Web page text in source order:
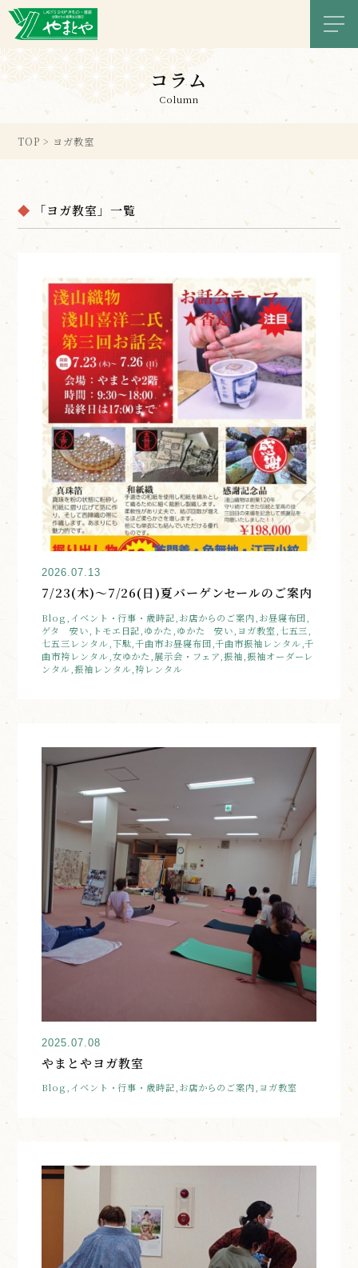
メ
コラム
Column
TOP > ヨガ教室
「ヨガ教室」一覧
2026.07.13
7/23(木)～7/26(日)夏バーゲンセールのご案内
Blog,イベント・行事・歳時記,お店からのご案内,お昼寝布団,
ゲタ 安い,トモエ日記,ゆかた,ゆかた 安い,ヨガ教室,七五三,
七五三レンタル,下駄,千曲市お昼寝布団,千曲市振袖レンタル,千
曲市袴レンタル,女ゆかた,展示会・フェア,振袖,振袖オーダーレ
ンタル,振袖レンタル,袴レンタル
2025.07.08
やまとやヨガ教室
Blog,イベント・行事・歳時記,お店からのご案内,ヨガ教室